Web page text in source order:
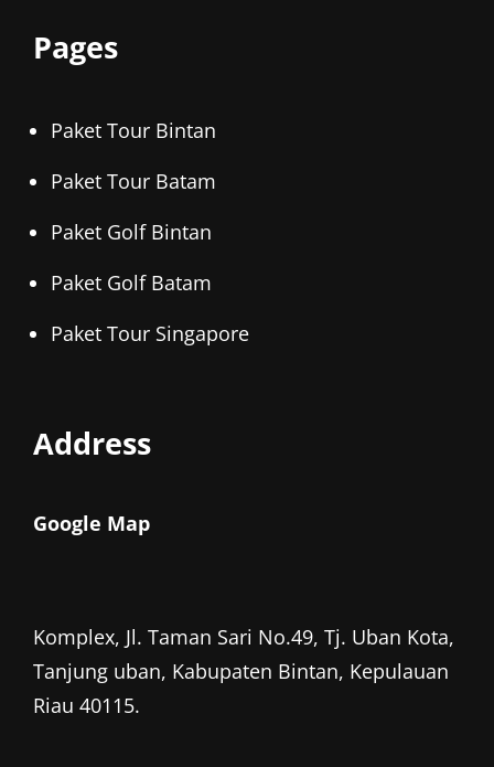
Pages
Paket Tour Bintan
Paket Tour Batam
Paket Golf Bintan
Paket Golf Batam
Paket Tour Singapore
Address
Google Map
Komplex, Jl. Taman Sari No.49, Tj. Uban Kota,
Tanjung uban, Kabupaten Bintan, Kepulauan
Riau 40115.